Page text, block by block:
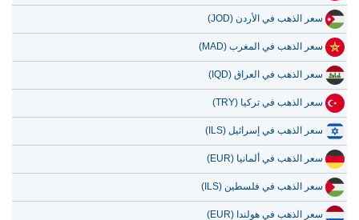
سعر الذهب في الأردن (JOD)
سعر الذهب في المغرب (MAD)
سعر الذهب في العراق (IQD)
سعر الذهب في تركيا (TRY)
سعر الذهب في إسرائيل (ILS)
سعر الذهب في ألمانيا (EUR)
سعر الذهب في فلسطين (ILS)
سعر الذهب في هولندا (EUR)